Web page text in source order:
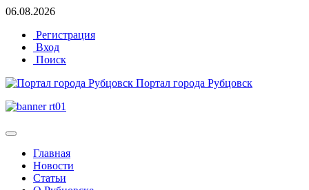
06.08.2026
Регистрация
Вход
Поиск
Портал города Рубцовск
Главная
Новости
Статьи